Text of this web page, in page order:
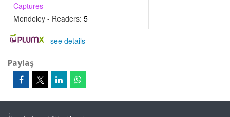
Captures
Mendeley - Readers: 5
- see details
Paylaş